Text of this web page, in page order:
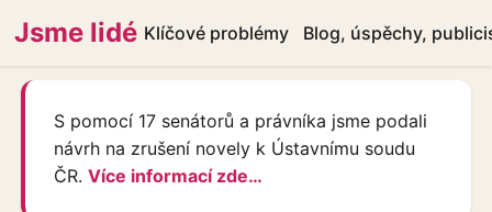
Jsme lidé Klíčové problémy Blog, úspěchy,
S pomocí 17 senátorů a právníka jsme podali
návrh na zrušení novely k Ústavnímu soudu
ČR. Více informací zde…